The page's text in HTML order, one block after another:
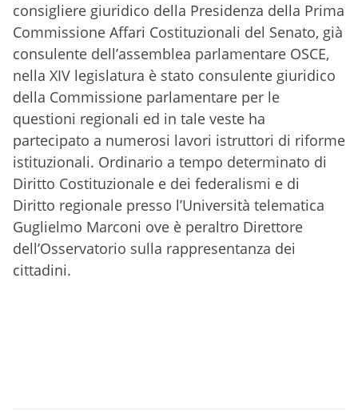
consigliere giuridico della Presidenza della Prima
Commissione Affari Costituzionali del Senato, già
consulente dell’assemblea parlamentare OSCE,
nella XIV legislatura è stato consulente giuridico
della Commissione parlamentare per le
questioni regionali ed in tale veste ha
partecipato a numerosi lavori istruttori di riforme
istituzionali. Ordinario a tempo determinato di
Diritto Costituzionale e dei federalismi e di
Diritto regionale presso l’Università telematica
Guglielmo Marconi ove è peraltro Direttore
dell’Osservatorio sulla rappresentanza dei
cittadini.